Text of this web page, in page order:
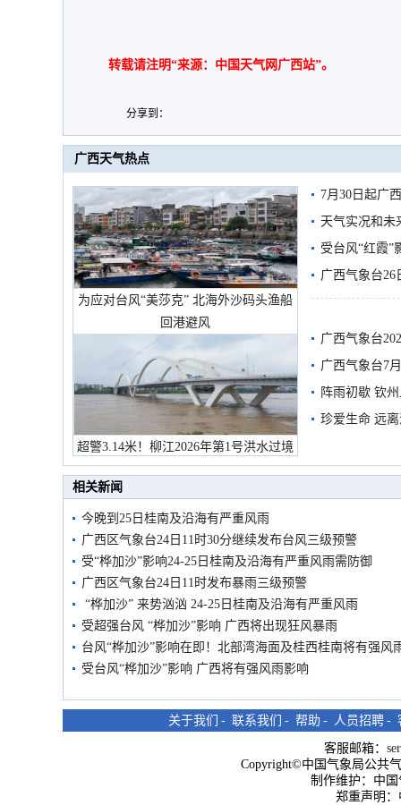
转载请注明“来源：中国天气网广西站”。
分享到：
广西天气热点
为应对台风“美莎克” 北海外沙码头渔船
回港避风
超警3.14米！柳江2026年第1号洪水过境
市民在堤岸见证汛况
7月30日起广
天气实况和未
受台风“红霞”
有较强降雨
广西气象台26
广西气象台
预警
广西气象台7
阵雨初歇 钦
珍爱生命 远
相关新闻
今晚到25日桂南及沿海有严重风雨
广西区气象台24日11时30分继续发布台风三级预警
受“桦加沙”影响24-25日桂南及沿海有严重风雨需防御
广西区气象台24日11时发布暴雨三级预警
“桦加沙” 来势汹汹 24-25日桂南及沿海有严重风雨
受超强台风 “桦加沙”影响 广西将出现狂风暴雨
台风“桦加沙”影响在即！北部湾海面及桂西桂南将有强风
受台风“桦加沙”影响 广西将有强风雨影响
关于我们 - 联系我们 - 帮助 - 人员招聘 -
客服邮箱：
Copyright©中国气象局公共
制作维护：中
郑重声明